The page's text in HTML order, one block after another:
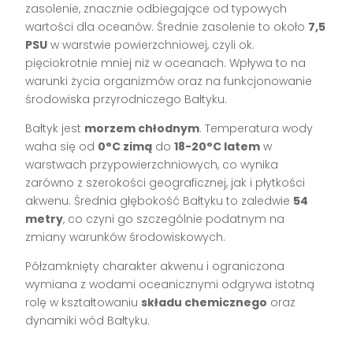
zasolenie, znacznie odbiegające od typowych
wartości dla oceanów. Średnie zasolenie to około 7,5
PSU w warstwie powierzchniowej, czyli ok.
pięciokrotnie mniej niż w oceanach. Wpływa to na
warunki życia organizmów oraz na funkcjonowanie
środowiska przyrodniczego Bałtyku.
Bałtyk jest morzem chłodnym. Temperatura wody
waha się od 0°C zimą do18-20°C latem w
warstwach przypowierzchniowych, co wynika
zarówno z szerokości geograficznej, jak i płytkości
akwenu. Średnia głębokość Bałtyku to zaledwie 54
metry, co czyni go szczególnie podatnym na
zmiany warunków środowiskowych.
Półzamknięty charakter akwenu i ograniczona
wymiana z wodami oceanicznymi odgrywa istotną
rolę w kształtowaniu składu chemicznego oraz
dynamiki wód Bałtyku.